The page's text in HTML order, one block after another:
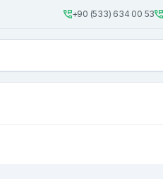
+90 (533) 634 00 53